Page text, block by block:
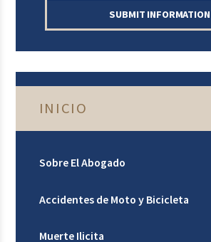
SUBMIT INFORMATION
INICIO
Sobre El Abogado
Accidentes de Moto y Bicicleta
Muerte Ilicita